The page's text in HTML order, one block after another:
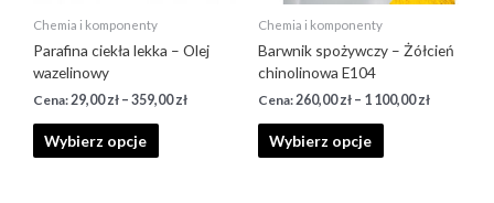
Chemia i komponenty
Parafina ciekła lekka – Olej
wazelinowy
29,00zł – 359,00zł
Wybierz opcje
Chemia i komponenty
Barwnik spożywczy – Żółcień
chinolinowa E104
260,00zł – 1 100,00zł
Wybierz opcje